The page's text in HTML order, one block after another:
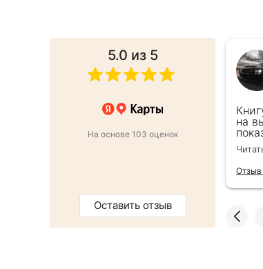
5.0 из 5
На основе 103 оценок
Оставить отзыв
этапа заказа до доставки.Сервис
плотные,печать хорошая.
на
Отзыв